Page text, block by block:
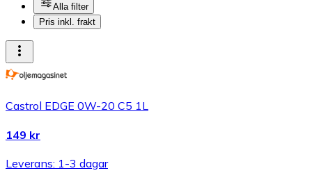
Alla filter
Pris inkl. frakt
Castrol EDGE 0W-20 C5 1L
149 kr
Leverans: 1-3 dagar